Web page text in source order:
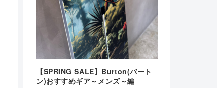
【SPRING SALE】Burton(バート
ン)おすすめギア～メンズ～編